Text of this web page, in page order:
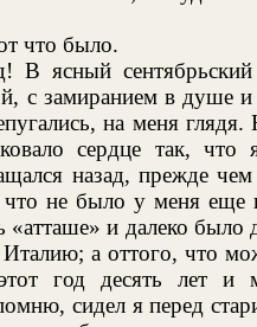
что было.
В ясный сентябрьский
с замиранием в душе и
на меня глядя.
сердце так, что
назад, прежде
что не было у меня еще
«атташе» и далеко было
Италию; а оттого, что
год десять лет и
сидел я перед